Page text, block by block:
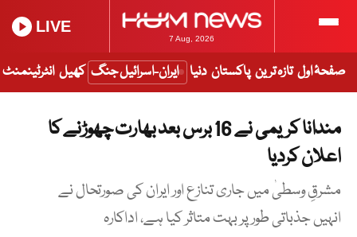
7 Aug, 2026
LIVE
صفحۂ اول تازہ ترین پاکستان دنیا ایران-اسرائیل جنگ کھیل انٹرٹینمنٹ
مندانا کریمی نے 16 برس بعد بھارت چھوڑنے کا
اعلان کردیا
مشرقِ وسطیٰ میں جاری تنازع اور ایران کی صورتحال نے
انہیں جذباتی طور پر بہت متاثر کیا ہے، اداکارہ